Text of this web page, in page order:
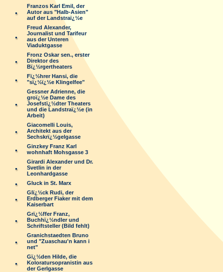
Franzos Karl Emil, der
Autor aus "Halb-Asien"
auf der Landstraï¿½e
Freud Alexander,
Journalist und Tarifeur
aus der Unteren
Viaduktgasse
Fronz Oskar sen., erster
Direktor des
Bï¿½rgertheaters
Fï¿½hrer Hansi, die
"sï¿½ï¿½e Klingelfee"
Gessner Adrienne, die
groï¿½e Dame des
Josefstï¿½dter Theaters
und die Landstraï¿½e (in
Arbeit)
Giacomelli Louis,
Architekt aus der
Sechskrï¿½gelgasse
Ginzkey Franz Karl
wohnhaft Mohsgasse 3
Girardi Alexander und Dr.
Svetlin in der
Leonhardgasse
Gluck in St. Marx
Glï¿½ck Rudi, der
Erdberger Fiaker mit dem
Kaiserbart
Grï¿½ffer Franz,
Buchhï¿½ndler und
Schriftsteller (Bild fehlt)
Granichstaedten Bruno
und "Zuaschau'n kann i
net"
Gï¿½den Hilde, die
Koloratursopranistin aus
der Gerlgasse